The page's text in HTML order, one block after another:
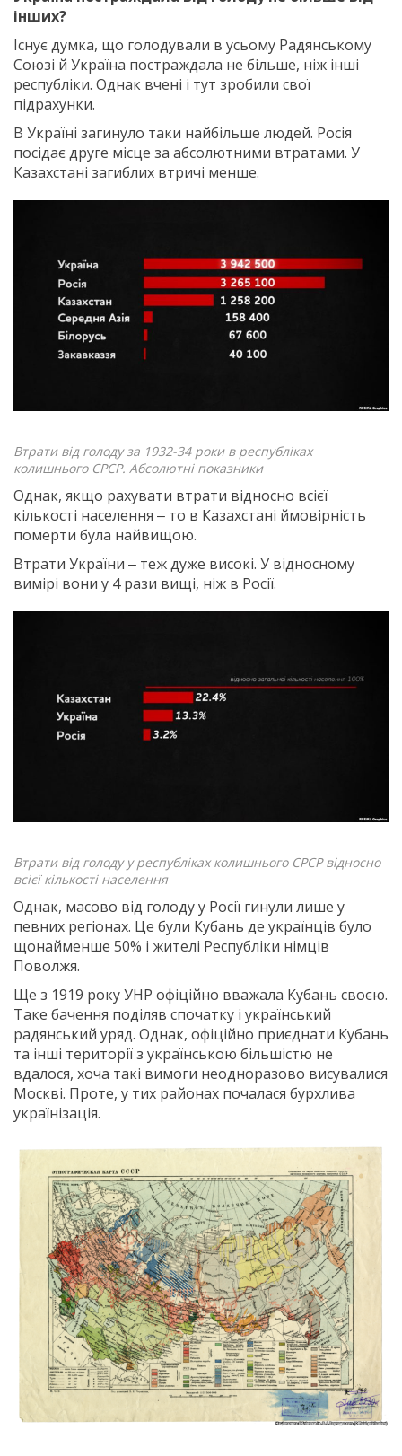
інших?
Існує думка, що голодували в усьому Радянському
Союзі й Україна постраждала не більше, ніж інші
республіки. Однак вчені і тут зробили свої
підрахунки.
В Україні загинуло таки найбільше людей. Росія
посідає друге місце за абсолютними втратами. У
Казахстані загиблих втричі менше.
Втрати від голоду за 1932-34 роки в республіках
колишнього СРСР. Абсолютні показники
Однак, якщо рахувати втрати відносно всієї
кількості населення ‒ то в Казахстані ймовірність
померти була найвищою.
Втрати України ‒ теж дуже високі. У відносному
вимірі вони у 4 рази вищі, ніж в Росії.
Втрати від голоду у республіках колишнього СРСР відносно
всієї кількості населення
​Однак, масово від голоду у Росії гинули лише у
певних регіонах. Це були Кубань де українців було
щонайменше 50% і жителі Республіки німців
Поволжя.
Ще з 1919 року УНР офіційно вважала Кубань своєю.
Таке бачення поділяв спочатку і український
радянський уряд. Однак, офіційно приєднати Кубань
та інші території з українською більшістю не
вдалося, хоча такі вимоги неодноразово висувалися
Москві. Проте, у тих районах почалася бурхлива
українізація.